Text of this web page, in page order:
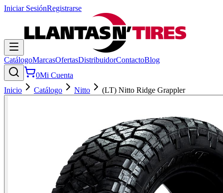
Iniciar SesiónRegistrarse
CatálogoMarcasOfertasDistribuidorContactoBlog
0Mi Cuenta
Inicio
Catálogo Nitto (LT) Nitto Ridge Grappler